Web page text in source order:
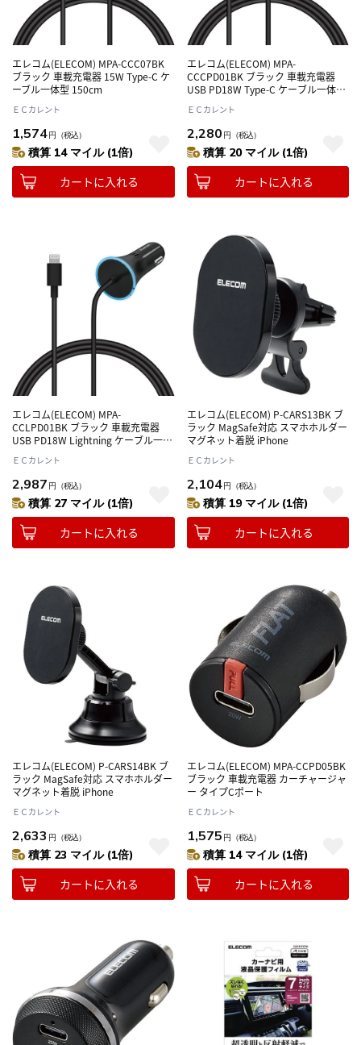
エレコム(ELECOM) MPA-CCC07BK
ブラック 車載充電器 15W Type-C ケ
ーブル一体型 150cm
ＥＣカレント
1,574円 （税込）
積算 14 マイル (1倍)
カートに入れる
エレコム(ELECOM) MPA-
CCCPD01BK ブラック 車載充電器
USB PD18W Type-C ケーブル一体型
ＥＣカレント
2,280 円 （税込）
積算 20 マイル (1倍)
カートに入れる
エレコム(ELECOM) MPA-
CCLPD01BK ブラック 車載充電器
USB PD18W Lightning ケーブル一体
ＥＣカレント
2,987 円 （税込）
積算 27 マイル (1倍)
カートに入れる
エレコム(ELECOM) P-CARS13BK ブ
ラック MagSafe対応 スマホホルダー
マグネット着脱 iPhone
ＥＣカレント
2,104円 （税込）
積算 19 マイル (1倍)
カートに入れる
エレコム(ELECOM) P-CARS14BK ブ
ラック MagSafe対応 スマホホルダー
マグネット着脱 iPhone
ＥＣカレント
2,633 円 （税込）
積算 23 マイル (1倍)
カートに入れる
エレコム(ELECOM) MPA-CCPD05BK
ブラック 車載充電器 カーチャージャ
ー タイプCポート
ＥＣカレント
1,575 円 （税込）
積算 14 マイル (1倍)
カートに入れる